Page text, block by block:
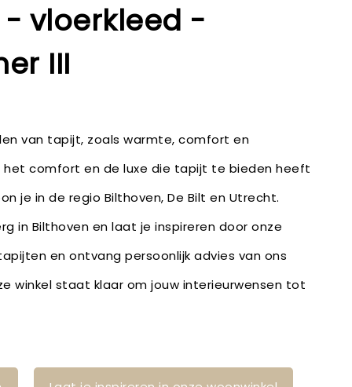
vloerkleed -
III
van tapijt, zoals warmte, comfort en
het comfort en de luxe die tapijt te bieden heeft
je in de regio Bilthoven, De Bilt en Utrecht.
in Bilthoven en laat je inspireren door onze
en ontvang persoonlijk advies van ons
winkel staat klaar om jouw interieurwensen tot